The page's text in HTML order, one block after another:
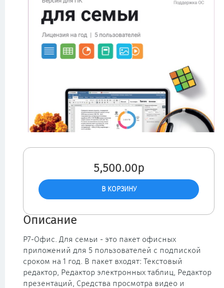
5,500.00р
Описание
Р7-Офис. Для семьи - это пакет офисных
приложений для 5 пользователей с подпиской
сроком на 1 год. В пакет входят: Текстовый
редактор, Редактор электронных таблиц, Редактор
презентаций, Средства просмотра видео и